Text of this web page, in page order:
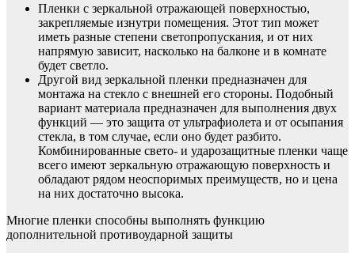
Пленки с зеркальной отражающей поверхностью,
закрепляемые изнутри помещения. Этот тип может
иметь разные степени светопропускания, и от них
напрямую зависит, насколько на балконе и в комнате
будет светло.
Другой вид зеркальной пленки предназначен для
монтажа на стекло с внешней его стороны. Подобный
вариант материала предназначен для выполнения двух
функций — это защита от ультрафиолета и от осыпания
стекла, в том случае, если оно будет разбито.
Комбинированные свето- и ударозащитные пленки чаще
всего имеют зеркальную отражающую поверхность и
обладают рядом неоспоримых преимуществ, но и цена
на них достаточно высока.
Многие пленки способны выполнять функцию
дополнительной противоударной защиты